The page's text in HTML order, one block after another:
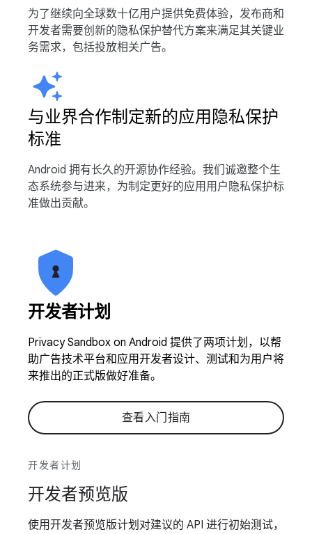
为了继续向全球数十亿用户提供免费体验，发布商和
开发者需要创新的隐私保护替代方案来满足其关键业
务需求，包括投放相关广告。
与业界合作制定新的应用隐私保护
标准
Android 拥有长久的开源协作经验。我们诚邀整个生
态系统参与进来，为制定更好的应用用户隐私保护标
准做出贡献。
开发者计划
Privacy Sandbox on Android 提供了两项计划，以帮
助广告技术平台和应用开发者设计、测试和为用户将
来推出的正式版做好准备。
查看入门指南
开发者计划
开发者预览版
使用开发者预览版计划对建议的 API 进行初始测试，